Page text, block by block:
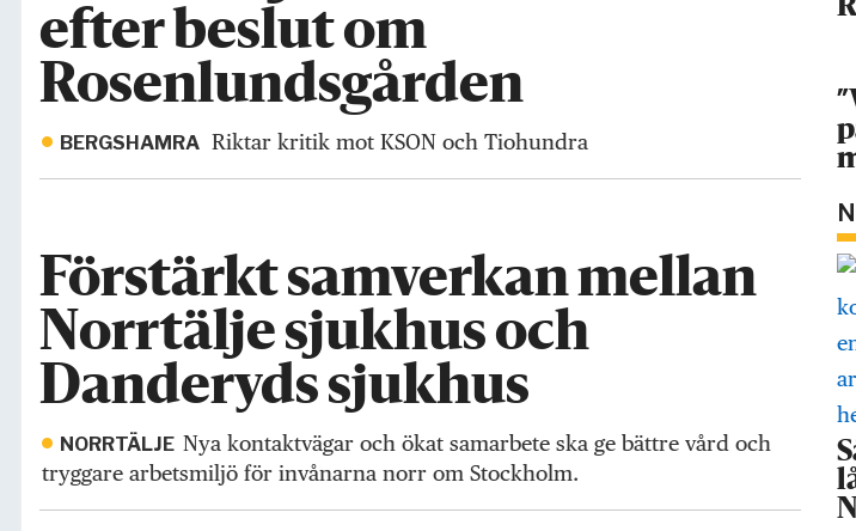
efter beslut om
Rosenlundsgården
BERGSHAMRA Riktar kritik mot KSON och Tiohundra
Förstärkt samverkan mellan
Norrtälje sjukhus och
Danderyds sjukhus
NORRTÄLJE Nya kontaktvägar och ökat samarbete ska ge bättre vård och
tryggare arbetsmiljö för invånarna norr om Stockholm.